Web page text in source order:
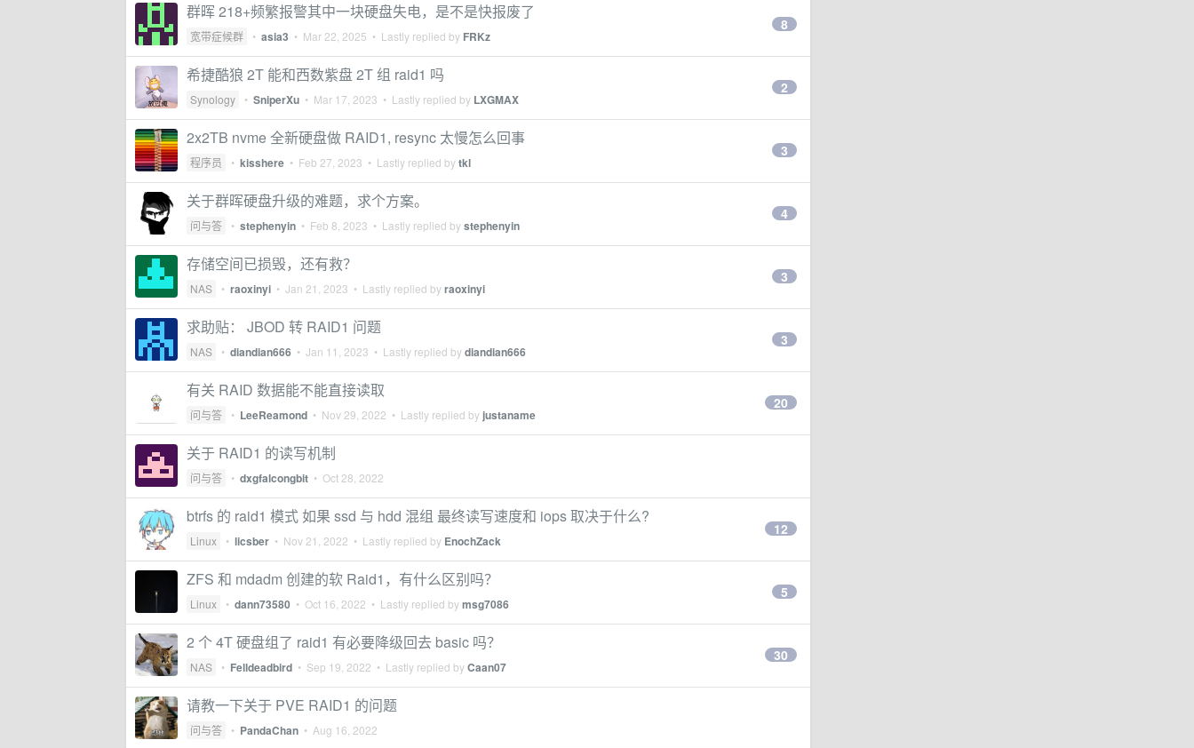
群晖 218+频繁报警其中一块硬盘失电，是不是快报废了
宽带症候群 • asia3 • Mar 22, 2025 • Lastly replied by FRKz
8
希捷酷狼 2T 能和西数紫盘 2T 组 raid1 吗
Synology • SniperXu • Mar 17, 2023 • Lastly replied by LXGMAX
2
2x2TB nvme 全新硬盘做 RAID1, resync 太慢怎么回事
程序员 • kisshere • Feb 27, 2023 • Lastly replied bytkl
3
关于群晖硬盘升级的难题，求个方案。
问与答 • stephenyin • Feb 8, 2023 • Lastly replied bystephenyin
4
存储空间已损毁，还有救？
NAS • raoxinyi • Jan 21, 2023 • Lastly replied byraoxinyi
3
求助贴： JBOD 转 RAID1 问题
NAS • diandian666 • Jan 11, 2023 • Lastly replied bydiandian666
3
有关 RAID 数据能不能直接读取
问与答 • LeeReamond • Nov 29, 2022 • Lastly replied by justaname
20
关于 RAID1 的读写机制
问与答 • dxgfalcongbit • Oct 28, 2022
btrfs 的 raid1 模式 如果 ssd 与 hdd 混组 最终读写速度和 iops 取决于什么?
Linux • licsber • Nov 21, 2022 • Lastly replied by EnochZack
12
ZFS 和 mdadm 创建的软 Raid1，有什么区别吗？
Linux • dann73580 • Oct 16, 2022 • Lastly replied bymsg7086
5
2 个 4T 硬盘组了 raid1 有必要降级回去 basic 吗？
NAS • Felldeadbird • Sep 19, 2022 • Lastly replied byCaan07
30
请教一下关于 PVE RAID1 的问题
问与答 • PandaChan • Aug 16, 2022